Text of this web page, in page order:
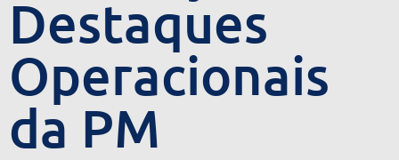
Destaques
Operacionais
da PM